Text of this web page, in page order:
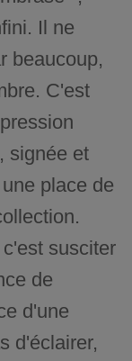
Il ne
beaucoup,
C'est
signée et
place de
susciter
de
d'une
d'éclairer,